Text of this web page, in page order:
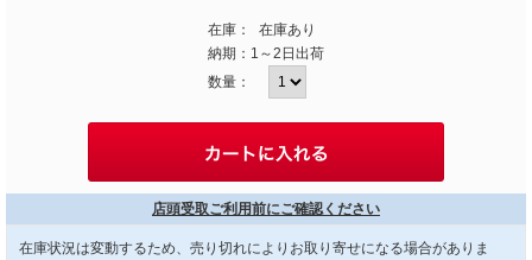
在庫：
在庫あり
納期： 1～2日出荷
数量：
店頭受取ご利用前にご確認ください
在庫状況は変動するため、売り切れによりお取り寄せになる場合がありま